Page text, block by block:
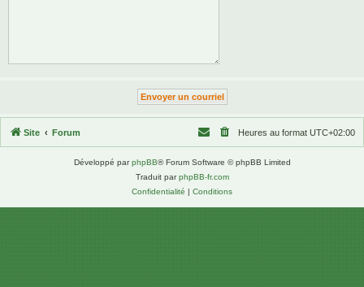
Site Forum Heures au format UTC+02:00
Développé parphpBB® Forum Software © phpBB Limited
Traduit parphpBB-fr.com
Confidentialité | Conditions